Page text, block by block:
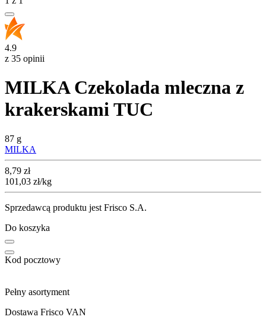
4.9
z 35 opinii
MILKA Czekolada mleczna z
krakerskami TUC
87 g
MILKA
Cena
8,79 zł
101,03 zł/kg
Sprzedawcą produktu jest Frisco S.A.
Do koszyka
Kod pocztowy
Pełny asortyment
Dostawa Frisco VAN